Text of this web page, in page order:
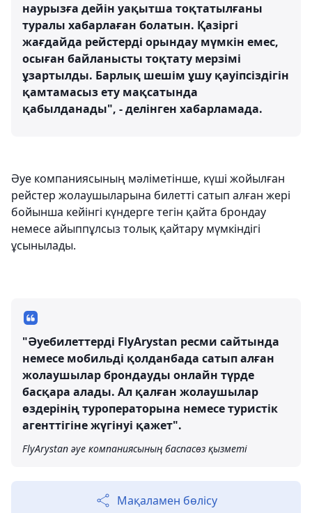
наурызға дейін уақытша тоқтатылғаны
туралы хабарлаған болатын. Қазіргі
жағдайда рейстерді орындау мүмкін емес,
осыған байланысты тоқтату мерзімі
ұзартылды. Барлық шешім ұшу қауіпсіздігін
қамтамасыз ету мақсатында
қабылданады", - делінген хабарламада.
Әуе компаниясының мәліметінше, күші жойылған
рейстер жолаушыларына билетті сатып алған жері
бойынша кейінгі күндерге тегін қайта брондау
немесе айыппұлсыз толық қайтару мүмкіндігі
ұсынылады.
"Әуебилеттерді FlyArystan ресми сайтында
немесе мобильді қолданбада сатып алған
жолаушылар брондауды онлайн түрде
басқара алады. Ал қалған жолаушылар
өздерінің туроператорына немесе туристік
агенттігіне жүгінуі қажет".
FlyArystan әуе компаниясының баспасөз қызметі
Мақаламен бөлісу